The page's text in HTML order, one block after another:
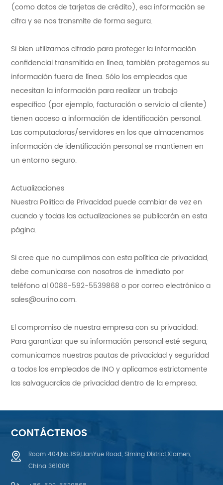
(como datos de tarjetas de crédito), esa información se
cifra y se nos transmite de forma segura.
Si bien utilizamos cifrado para proteger la información
confidencial transmitida en línea, también protegemos su
información fuera de línea. Sólo los empleados que
necesitan la información para realizar un trabajo
específico (por ejemplo, facturación o servicio al cliente)
tienen acceso a información de identificación personal.
Las computadoras/servidores en los que almacenamos
información de identificación personal se mantienen en
un entorno seguro.
Actualizaciones
Nuestra Política de Privacidad puede cambiar de vez en
cuando y todas las actualizaciones se publicarán en esta
página.
Si cree que no cumplimos con esta política de privacidad,
debe comunicarse con nosotros de inmediato por
teléfono al 0086-592-5539868 o por correo electrónico a
sales@ourino.com.
El compromiso de nuestra empresa con su privacidad:
Para garantizar que su información personal esté segura,
comunicamos nuestras pautas de privacidad y seguridad
a todos los empleados de INO y aplicamos estrictamente
las salvaguardias de privacidad dentro de la empresa.
CONTÁCTENOS
Room 404,No.189,LianYue Road, Siming District,Xiamen,
China 361006